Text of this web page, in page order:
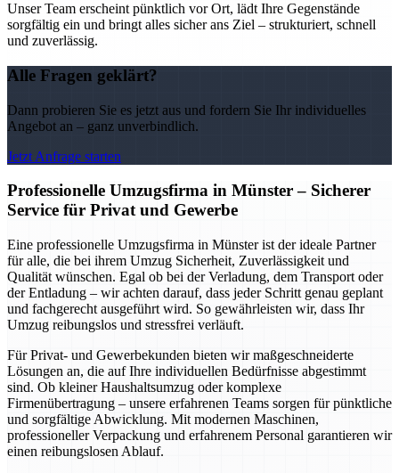
Unser Team erscheint pünktlich vor Ort, lädt Ihre Gegenstände
sorgfältig ein und bringt alles sicher ans Ziel – strukturiert, schnell
und zuverlässig.
Alle Fragen geklärt?
Dann probieren Sie es jetzt aus und fordern Sie Ihr individuelles
Angebot an – ganz unverbindlich.
Jetzt Anfrage starten
Professionelle Umzugsfirma in Münster – Sicherer
Service für Privat und Gewerbe
Eine professionelle Umzugsfirma in Münster ist der ideale Partner
für alle, die bei ihrem Umzug Sicherheit, Zuverlässigkeit und
Qualität wünschen. Egal ob bei der Verladung, dem Transport oder
der Entladung – wir achten darauf, dass jeder Schritt genau geplant
und fachgerecht ausgeführt wird. So gewährleisten wir, dass Ihr
Umzug reibungslos und stressfrei verläuft.
Für Privat- und Gewerbekunden bieten wir maßgeschneiderte
Lösungen an, die auf Ihre individuellen Bedürfnisse abgestimmt
sind. Ob kleiner Haushaltsumzug oder komplexe
Firmenübertragung – unsere erfahrenen Teams sorgen für pünktliche
und sorgfältige Abwicklung. Mit modernen Maschinen,
professioneller Verpackung und erfahrenem Personal garantieren wir
einen reibungslosen Ablauf.